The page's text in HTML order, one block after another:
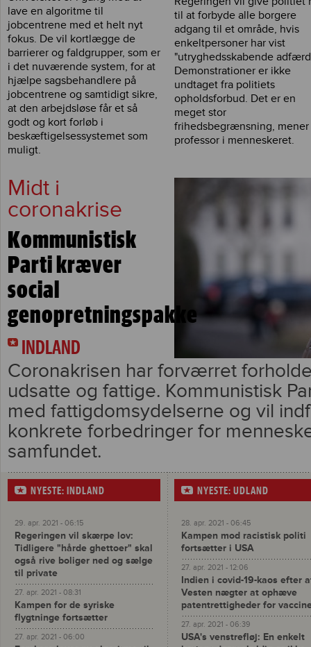
lave en algoritme til
jobcentrene med et helt nyt
fokus. De vil kortlægge de
barrierer og faldgrupper, som er
i det nuværende system, for at
hjælpe sagsbehandlere på
jobcentrene og samtidigt sikre,
at den arbejdsløse får et så
godt og kort forløb i
beskæftigelsessystemet som
muligt.
til at forbyde alle borgere
adgang til et område, hvis
enkeltpersoner har vist
"utryghedsskabende
Demonstrationer er ikke
undtaget fra politiets
opholdsforbud. Det er en
meget stor
frihedsbegrænsning, mener
professor i menneskeret.
Midt i
coronakrise
Kommunistisk
Parti kræver
social
genopretningspakke
INDLAND
Coronakrisen har forværret
udsatte og fattige. Kommunistisk
med fattigdomsydelserne og vil
konkrete forbedringer for
samfundet.
NYESTE: INDLAND
29. apr. 2021 - 06:15
Regeringen vil skærpe lov:
Tidligere "hårde ghettoer" skal
også rive boliger ned og sælge
til private
27. apr. 2021 - 08:31
Kampen for de syriske
flygtninge fortsætter
27. apr. 2021 - 06:00
NYESTE: UDLAND
28. apr. 2021 - 06:45
Kampen mod racistisk politi
fortsætter i USA
27. apr. 2021 - 12:06
Indien i covid-19-kaos efter
Vesten nægter at ophæve
patentrettigheder for
27. apr. 2021 - 06:39
USA's venstrefløj: En enkelt